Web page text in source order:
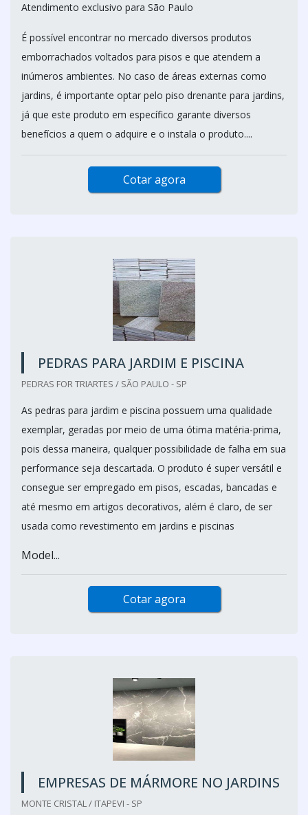
Atendimento exclusivo para São Paulo
É possível encontrar no mercado diversos produtos
emborrachados voltados para pisos e que atendem a
inúmeros ambientes. No caso de áreas externas como
jardins, é importante optar pelo piso drenante para jardins,
já que este produto em específico garante diversos
benefícios a quem o adquire e o instala o produto....
Cotar agora
PEDRAS PARA JARDIM E PISCINA
PEDRAS FOR TRIARTES / SÃO PAULO - SP
As pedras para jardim e piscina possuem uma qualidade
exemplar, geradas por meio de uma ótima matéria-prima,
pois dessa maneira, qualquer possibilidade de falha em sua
performance seja descartada. O produto é super versátil e
consegue ser empregado em pisos, escadas, bancadas e
até mesmo em artigos decorativos, além é claro, de ser
usada como revestimento em jardins e piscinas
Model...
Cotar agora
EMPRESAS DE MÁRMORE NO JARDINS
MONTE CRISTAL / ITAPEVI - SP